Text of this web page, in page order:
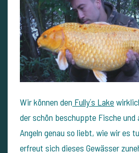
Wir können den Fully´s Lake
der schön beschuppte Fische und
Angeln genau so liebt, wie wir es
erfreut sich dieses Gewässer